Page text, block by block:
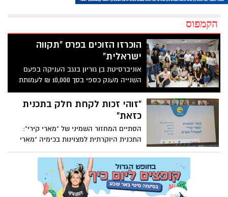
הקמפוס
הוכרזו הזוכים בפרס "תקווה
ישראלית"
אוניברסיטת בן גוריון בנגב העניקה בפעם
השנייה מענק כספי בסך 10,000 ₪ לעמותת
'מרכז מעשה' ולפרופ' זהבית גרוס והגברת
גדיר האני, על תרומתן לחיזוק הגיוון
והשותפות בין הקבוצות בחברה הישראלית
"זוהי זכות לקחת חלק בתכנית
כזאת"
הסתיים המחזור השמיני של "מארי קירי":
התכנית היוקרתית למצוינות בכימיה "מארי
קירי" שמתקיימת ביוזמת אדמה מכתשים
מסכמת שנה שמינית בטקס סיום מקוון עם
מדעני המחר